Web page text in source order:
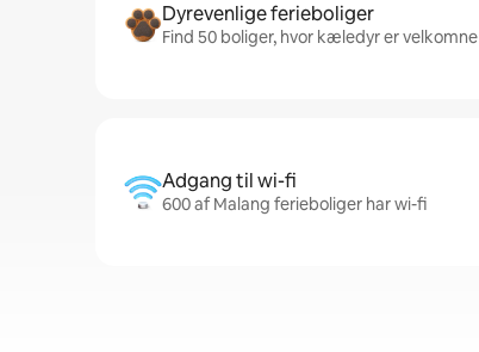
Dyrevenlige ferieboliger
Find 50 boliger, hvor kæledyr er velkomne
Adgang til wi-fi
600 af Malang ferieboliger har wi-fi